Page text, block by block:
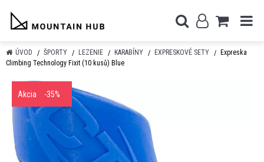
ÚVOD ŠPORTY LEZENIE KARABÍNY EXPRESKOVÉ SETY
Expreska
Climbing Technology Fixit (10 kusů) Blue
Akcia -35%